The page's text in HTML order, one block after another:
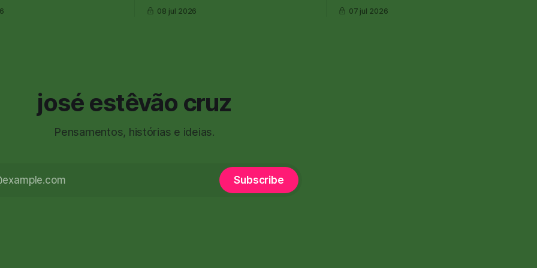
08 jul 2026 07 jul 2026
josé estêvão cruz
Pensamentos, histórias e ideias.
Subscribe